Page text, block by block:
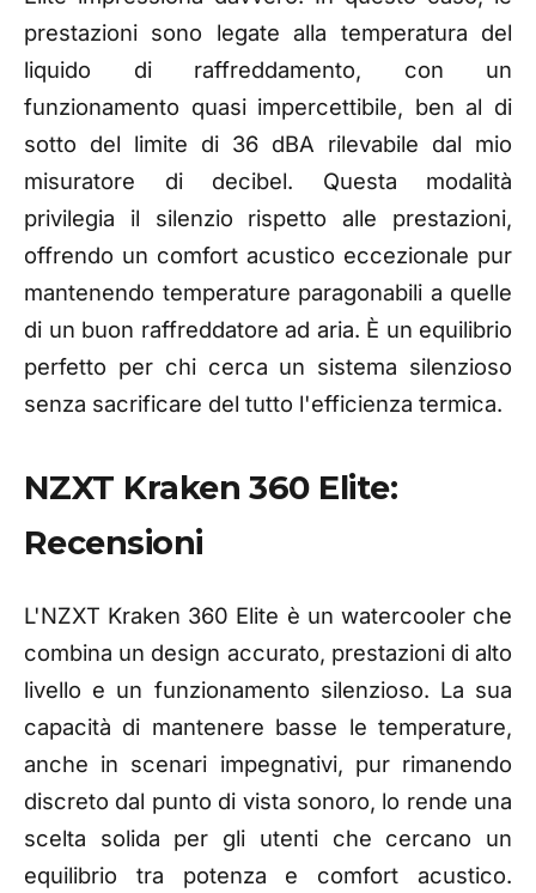
prestazioni sono legate alla temperatura del
liquido di raffreddamento, con un
funzionamento quasi impercettibile, ben al di
sotto del limite di 36 dBA rilevabile dal mio
misuratore di decibel. Questa modalità
privilegia il silenzio rispetto alle prestazioni,
offrendo un comfort acustico eccezionale pur
mantenendo temperature paragonabili a quelle
di un buon raffreddatore ad aria. È un equilibrio
perfetto per chi cerca un sistema silenzioso
senza sacrificare del tutto l'efficienza termica.
NZXT Kraken 360 Elite:
Recensioni
L'NZXT Kraken 360 Elite è un watercooler che
combina un design accurato, prestazioni di alto
livello e un funzionamento silenzioso. La sua
capacità di mantenere basse le temperature,
anche in scenari impegnativi, pur rimanendo
discreto dal punto di vista sonoro, lo rende una
scelta solida per gli utenti che cercano un
equilibrio tra potenza e comfort acustico.